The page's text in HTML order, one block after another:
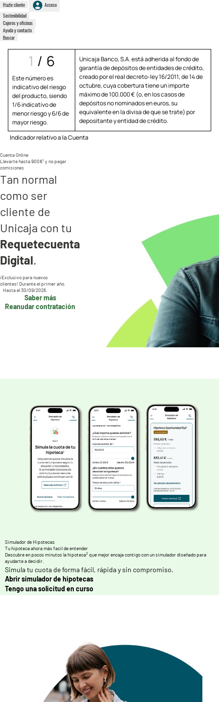
Hazte cliente
Acceso
Sostenibilidad
Cajeros y oficinas
Ayuda y contacto
Buscar
1 / 6
Este número es
indicativo del riesgo
del producto, siendo
1/6 indicativo de
menor riesgo y 6/6 de
mayor riesgo.
Unicaja Banco, S.A. está adherida al fondo de
garantía de depósitos de entidades de crédito,
creado por el real decreto-ley 16/2011, de 14 de
octubre, cuya cobertura tiene un importe
máximo de 100.000 € (o, en los casos de
depósitos no nominados en euros, su
equivalente en la divisa de que se trate) por
depositante y entidad de crédito.
Indicador relativo a la Cuenta
Cuenta Online
Llevarte hasta 900€1 y no pagar
comisiones
Tan normal
como ser
cliente de
Unicaja con tu
Requetecuenta
Digital.
¡Exclusivo para nuevos
clientes! Durante el primer año.
Hasta el 30/09/2026.
Saber más
Reanudar contratación
Simulador de Hipotecas
Tu hipoteca ahora más facil de entender
Descubre en pocos minutos la hipoteca2 que mejor encaja contigo con un simulador diseñado para
ayudarte a decidir.
Simula tu cuota de forma fácil, rápida y sin compromiso.
Abrir simulador de hipotecas
Tengo una solicitud en curso